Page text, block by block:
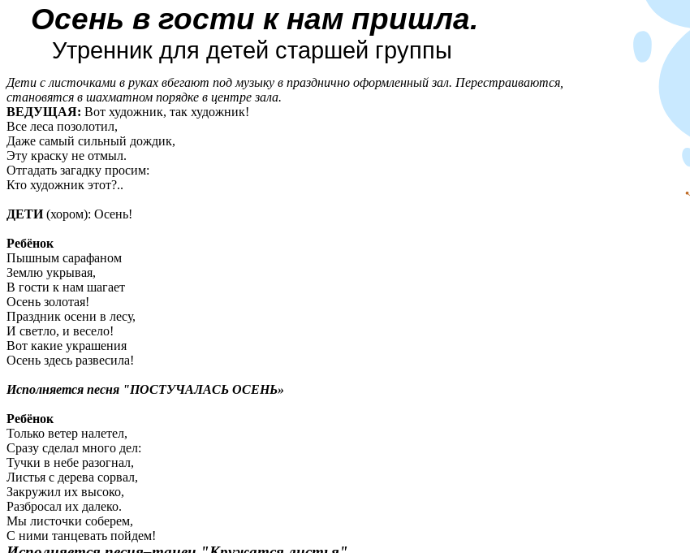
Осень в гости к нам пришла.
Утренник для детей старшей группы
Дети с листочками в руках вбегают под музыку в празднично оформленный зал. Перестраиваются,
становятся в шахматном порядке в центре зала.
ВЕДУЩАЯ: Вот художник, так художник!
Все леса позолотил,
Даже самый сильный дождик,
Эту краску не отмыл.
Отгадать загадку просим:
Кто художник этот?..
ДЕТИ(хором): Осень!
Ребёнок
Пышным сарафаном
Землю укрывая,
В гости к нам шагает
Осень золотая!
Праздник осени в лесу,
И светло, и весело!
Вот какие украшения
Осень здесь развесила!
Исполняется песня "ПОСТУЧАЛАСЬ ОСЕНЬ»
Ребёнок
Только ветер налетел,
Сразу сделал много дел:
Тучки в небе разогнал,
Листья с дерева сорвал,
Закружил их высоко,
Разбросал их далеко.
Мы листочки соберем,
С ними танцевать пойдем!